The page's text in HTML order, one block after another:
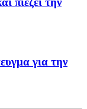
για την